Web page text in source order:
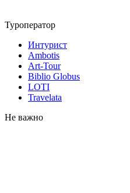
Туроператор
Интурист
Ambotis
Art-Tour
Biblio Globus
LOTI
Travelata
Не важно